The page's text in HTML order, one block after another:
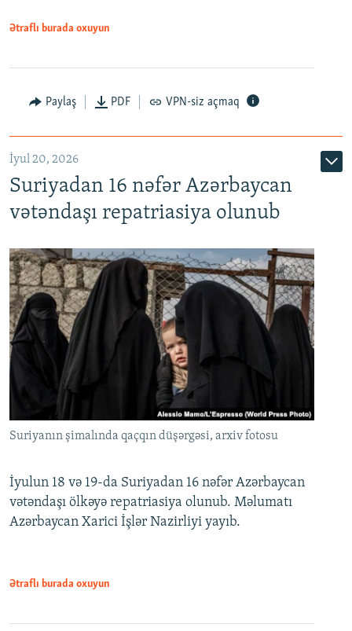
Auto
Ətraflı burada oxuyun
Paylaş PDF VPN-siz açmaq
İyul 20, 2026
Suriyadan 16 nəfər Azərbaycan
vətəndaşı repatriasiya olunub
Suriyanın şimalında qaçqın düşərgəsi, arxiv fotosu
İyulun 18 və 19-da Suriyadan 16 nəfər Azərbaycan
vətəndaşı ölkəyə repatriasiya olunub. Məlumatı
Azərbaycan Xarici İşlər Nazirliyi yayıb.
Ətraflı burada oxuyun